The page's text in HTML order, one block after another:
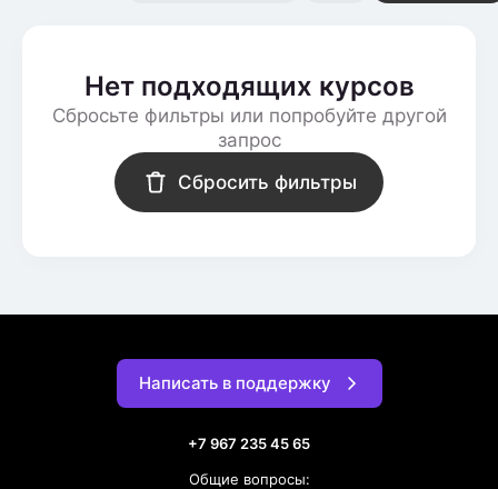
Нет подходящих курсов
Сбросьте фильтры или попробуйте другой
запрос
Сбросить фильтры
Написать в поддержку
+7 967 235 45 65
Общие вопросы: